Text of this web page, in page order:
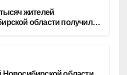
жителей
области получили